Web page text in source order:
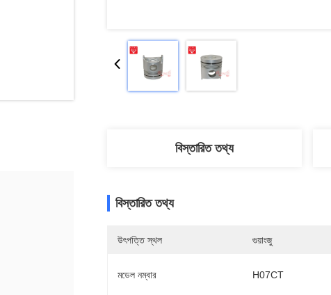
বিস্তারিত তথ্য
বিস্তারিত তথ্য
উৎপত্তি স্থল গুয়াংজু
মডেল নম্বার H07CT